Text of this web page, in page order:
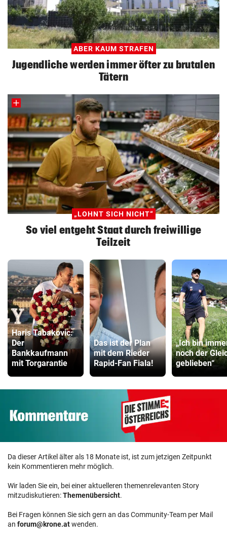
ABER KAUM STRAFEN
Jugendliche werden immer öfter zu brutalen
Tätern
„LOHNT SICH NICHT“
So viel entgeht Staat durch freiwillige
Teilzeit
Haris Tabakovic:
Der
Bankkaufmann
mit Torgarantie
Das ist der Plan
mit dem Rieder
Rapid-Fan Fiala!
„Ich bin
noch der
geblieben“
Da dieser Artikel älter als 18 Monate ist, ist zum jetzigen Zeitpunkt
kein Kommentieren mehr möglich.
Wir laden Sie ein, bei einer aktuelleren themenrelevanten Story
mitzudiskutieren:Themenübersicht.
Bei Fragen können Sie sich gern an das Community-Team per Mail
an forum@krone.atwenden.